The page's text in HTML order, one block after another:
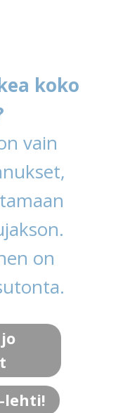
koko
vain
on
lehti!